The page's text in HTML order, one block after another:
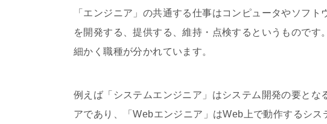
「エンジニア」の共通する仕事はコンピュータやソフ
を開発する、提供する、維持・点検するというもので
細かく職種が分かれています。
例えば「システムエンジニア」はシステム開発の要とな
アであり、「Webエンジニア」はWeb上で動作するシ